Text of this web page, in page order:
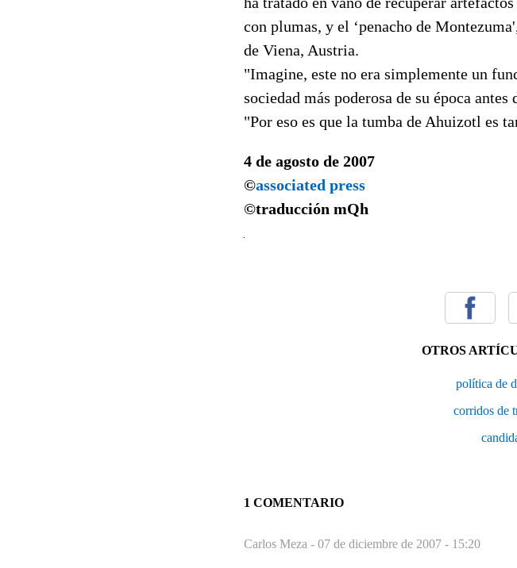
con plumas, y el ‘penacho de
de Viena, Austria.
"Imagine, este no era simplemente un
sociedad más poderosa de su época
"Por eso es que la tumba de Ahuizotl es
4 de agosto de 2007
©associated press
©traducción mQh
OTROS
política de
corridos de
1 COMENTARIO
Carlos Meza - 07 de diciembre de 2007 - 15:20